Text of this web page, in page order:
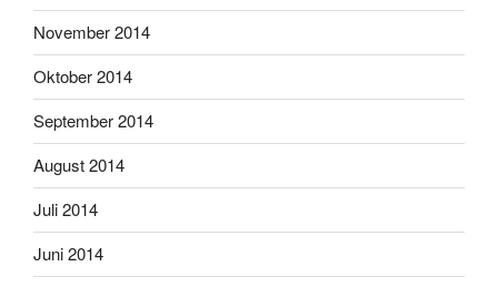
November 2014
Oktober 2014
September 2014
August 2014
Juli 2014
Juni 2014